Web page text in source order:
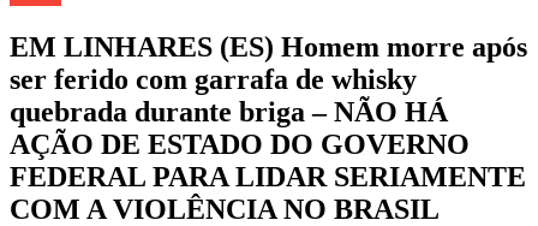
EM LINHARES (ES) Homem morre após
ser ferido com garrafa de whisky
quebrada durante briga – NÃO HÁ
AÇÃO DE ESTADO DO GOVERNO
FEDERAL PARA LIDAR SERIAMENTE
COM A VIOLÊNCIA NO BRASIL